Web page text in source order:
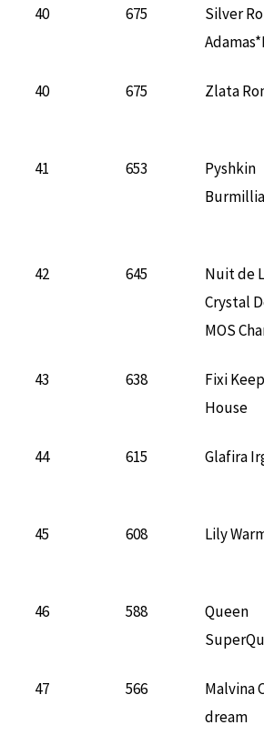
40 675
Silver
40 675 Zlata
41 653
Pyshkin
42 645
Nuit de
Crystal
MOS
43 638
Fixi
House
44 615 Glafira
45 608 Lily
46 588
Queen
47 566
Malvina
dream